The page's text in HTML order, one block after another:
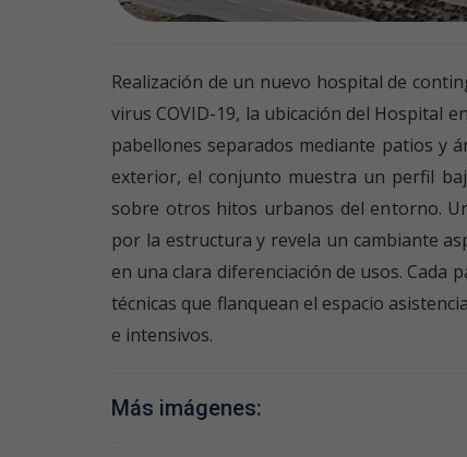
Realización de un nuevo hospital de
virus COVID-19, la ubicación del Hospital
pabellones separados mediante patios y
exterior, el conjunto muestra un perfil
sobre otros hitos urbanos del entorno.
por la estructura y revela un cambiante
en una clara diferenciación de usos.
técnicas que flanquean el espacio
e intensivos.
Más imágenes: